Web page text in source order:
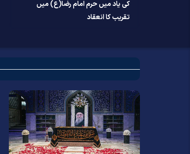
کی یاد میں حرم امام رضا(ع) میں
تقریب کا انعقاد